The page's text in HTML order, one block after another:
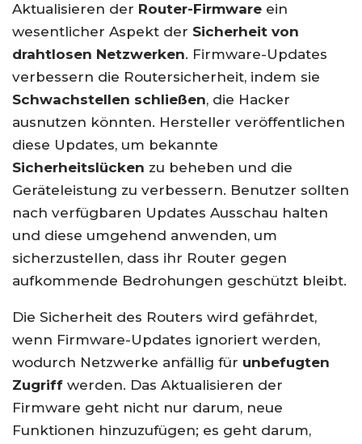
Aktualisieren der Router-Firmware ein
wesentlicher Aspekt der Sicherheit von
drahtlosen Netzwerken. Firmware-Updates
verbessern die Routersicherheit, indem sie
Schwachstellen schließen, die Hacker
ausnutzen könnten. Hersteller veröffentlichen
diese Updates, um bekannte
Sicherheitslücken zu beheben und die
Geräteleistung zu verbessern. Benutzer sollten
nach verfügbaren Updates Ausschau halten
und diese umgehend anwenden, um
sicherzustellen, dass ihr Router gegen
aufkommende Bedrohungen geschützt bleibt.
Die Sicherheit des Routers wird gefährdet,
wenn Firmware-Updates ignoriert werden,
wodurch Netzwerke anfällig für unbefugten
Zugriff werden. Das Aktualisieren der
Firmware geht nicht nur darum, neue
Funktionen hinzuzufügen; es geht darum,